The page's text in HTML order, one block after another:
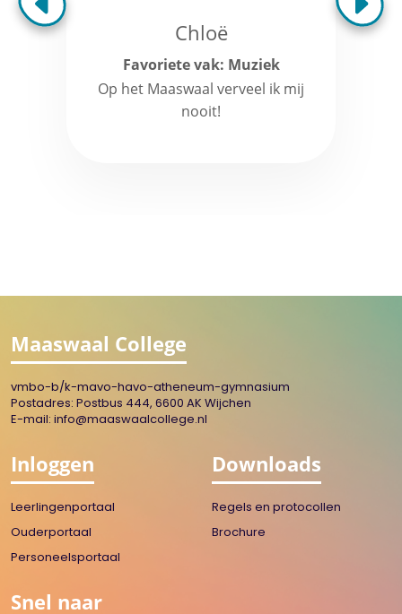
Chloë
Favoriete vak: Muziek
Op het Maaswaal verveel ik mij
nooit!
Maaswaal College
vmbo-b/k-mavo-havo-atheneum-gymnasium
Postadres: Postbus 444, 6600 AK Wijchen
E-mail: info@maaswaalcollege.nl
Inloggen
Leerlingenportaal
Ouderportaal
Personeelsportaal
Downloads
Regels en protocollen
Brochure
Snel naar